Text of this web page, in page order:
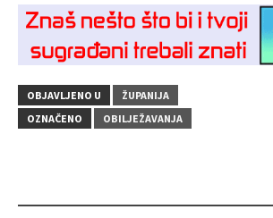
OBJAVLJENO U
ŽUPANIJA
OZNAČENO
OBILJEŽAVANJA